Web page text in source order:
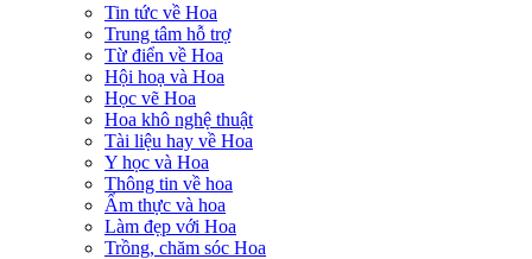
Tin tức về Hoa
Trung tâm hỗ trợ
Từ điển về Hoa
Hội hoạ và Hoa
Học vẽ Hoa
Hoa khô nghệ thuật
Tài liệu hay về Hoa
Y học và Hoa
Thông tin về hoa
Ẩm thực và hoa
Làm đẹp với Hoa
Trồng, chăm sóc Hoa